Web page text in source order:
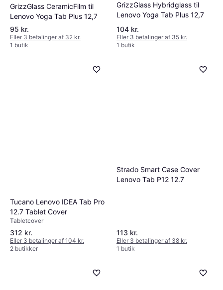
GrizzGlass CeramicFilm til
Lenovo Yoga Tab Plus 12,7
95 kr.
Eller 3 betalinger af 32 kr.
1 butik
GrizzGlass Hybridglass til
Lenovo Yoga Tab Plus 12,7
104 kr.
Eller 3 betalinger af 35 kr.
1 butik
Tucano Lenovo IDEA Tab Pro
12.7 Tablet Cover
Tabletcover
312 kr.
Eller 3 betalinger af 104 kr.
2 butikker
Strado Smart Case Cover
Lenovo Tab P12 12.7
113 kr.
Eller 3 betalinger af 38 kr.
1 butik